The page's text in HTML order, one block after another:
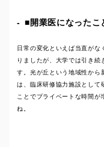
■開業医になったこ
日常の変化といえば当直がな
りましたが、大学では引き続
す。光が丘という地域性から
は、臨床研修協力施設として
ことでプライベートな時間が
ね。